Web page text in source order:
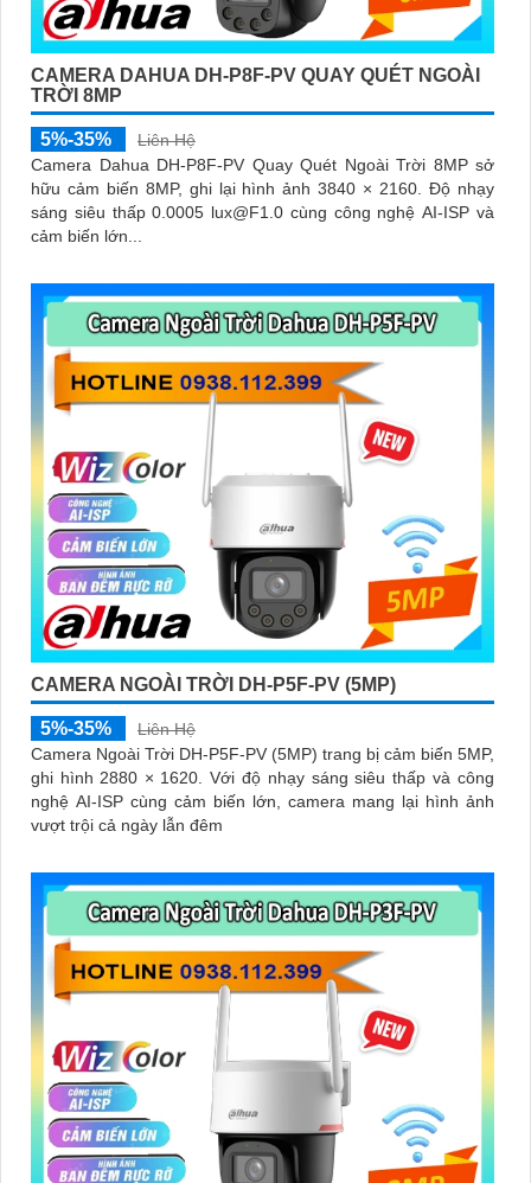
CAMERA DAHUA DH-P8F-PV QUAY QUÉT NGOÀI
TRỜI 8MP
5%-35%
Liên Hệ
Camera Dahua DH-P8F-PV Quay Quét Ngoài Trời 8MP sở
hữu cảm biến 8MP, ghi lại hình ảnh 3840 × 2160. Độ nhạy
sáng siêu thấp 0.0005 lux@F1.0 cùng công nghệ AI-ISP và
cảm biến lớn...
CAMERA NGOÀI TRỜI DH-P5F-PV (5MP)
5%-35%
Liên Hệ
Camera Ngoài Trời DH-P5F-PV (5MP) trang bị cảm biến 5MP,
ghi hình 2880 × 1620. Với độ nhạy sáng siêu thấp và công
nghệ AI-ISP cùng cảm biến lớn, camera mang lại hình ảnh
vượt trội cả ngày lẫn đêm